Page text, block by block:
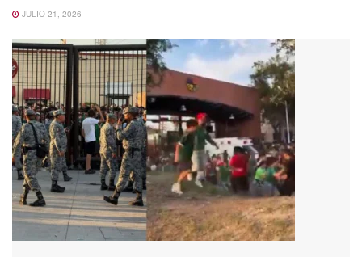
JULIO 21, 2026